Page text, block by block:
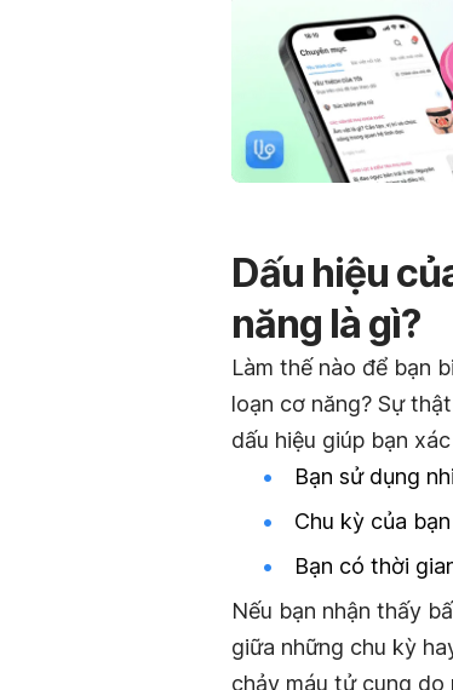
Dấu hiệu
năng là gì?
Làm thế nào để bạn
loạn cơ năng? Sự
dấu hiệu giúp bạn
Bạn sử dụng
Chu kỳ của
Bạn có thời
Nếu bạn nhận thấy
giữa những chu kỳ
chảy máu tử cung do